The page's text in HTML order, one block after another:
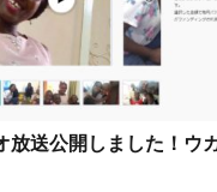
放送公開しました！ウ